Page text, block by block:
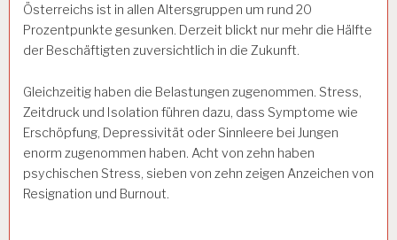
Österreichs ist in allen Altersgruppen um rund 20
Prozentpunkte gesunken. Derzeit blickt nur mehr die Hälfte
der Beschäftigten zuversichtlich in die Zukunft.
Gleichzeitig haben die Belastungen zugenommen. Stress,
Zeitdruck und Isolation führen dazu, dass Symptome wie
Erschöpfung, Depressivität oder Sinnleere bei Jungen
enorm zugenommen haben. Acht von zehn haben
psychischen Stress, sieben von zehn zeigen Anzeichen von
Resignation und Burnout.